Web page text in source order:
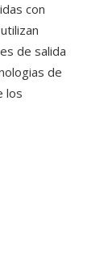
con
de salida
de
los